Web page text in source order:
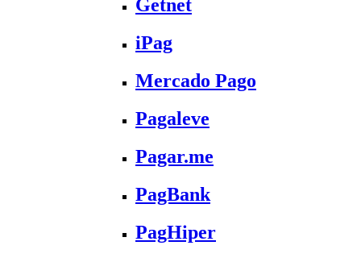
Getnet
iPag
Mercado Pago
Pagaleve
Pagar.me
PagBank
PagHiper